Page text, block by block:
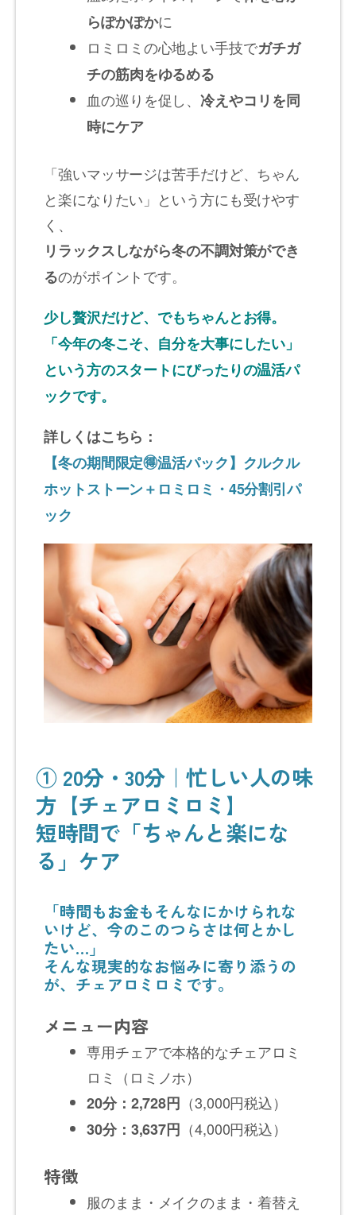
らぽかぽかに
ロミロミの心地よい手技でガチガ
チの筋肉をゆるめる
血の巡りを促し、冷えやコリを同
時にケア
「強いマッサージは苦手だけど、ちゃん
と楽になりたい」という方にも受けやす
く、
リラックスしながら冬の不調対策ができ
るのがポイントです。
少し贅沢だけど、でもちゃんとお得。
「今年の冬こそ、自分を大事にしたい」
という方のスタートにぴったりの温活パ
ックです。
詳しくはこちら：
【冬の期間限定🉐温活パック】クルクル
ホットストーン＋ロミロミ・45分割引パ
ック
① 20分・30分｜忙しい人の味
方【チェアロミロミ】
短時間で「ちゃんと楽にな
る」ケア
「時間もお金もそんなにかけられな
いけど、今のこのつらさは何とかし
たい…」
そんな現実的なお悩みに寄り添うの
が、チェアロミロミです。
メニュー内容
専用チェアで本格的なチェアロミ
ロミ（ロミノホ）
20分：2,728円 （3,000円税込）
30分：3,637円 （4,000円税込）
特徴
服のまま・メイクのまま・着替え